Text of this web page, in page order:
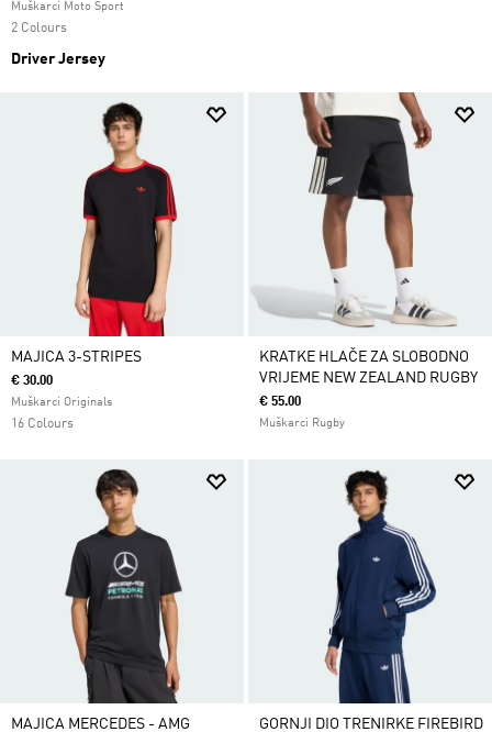
Muškarci Moto Sport
2 Colours
Driver Jersey
MAJICA 3-STRIPES
€ 30.00
Muškarci Originals
16 Colours
KRATKE HLAČE ZA SLOBODNO
VRIJEME NEW ZEALAND RUGBY
€ 55.00
Muškarci Rugby
MAJICA MERCEDES - AMG GORNJI DIO TRENIRKE FIREBIRD